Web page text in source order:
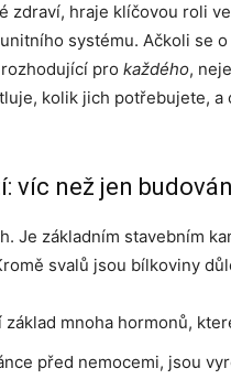
zdraví, hraje klíčovou roli
systému. Ačkoli se
pro každého,
kolik jich potřebujete, a
víc než jen
Je základním stavebním
svalů jsou bílkoviny
mnoha hormonů,
před nemocemi, jsou